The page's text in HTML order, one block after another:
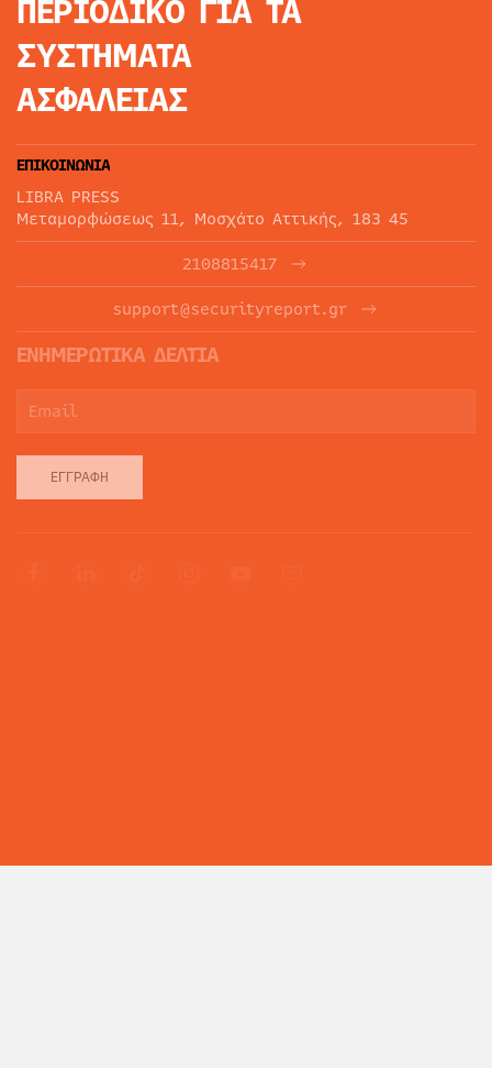
ΠΕΡΙΟΔΙΚΟ ΓΙΑ ΤΑ
ΣΥΣΤΗΜΑΤΑ
ΑΣΦΑΛΕΙΑΣ
ΕΠΙΚΟΙΝΩΝΙΑ
LIBRA PRESS
Μεταμορφώσεως 11, Μοσχάτο Αττικής, 183 45
2108815417
support@securityreport.gr
ΕΝΗΜΕΡΩΤΙΚΑ ΔΕΛΤΙΑ
ΕΓΓΡΑΦΉ